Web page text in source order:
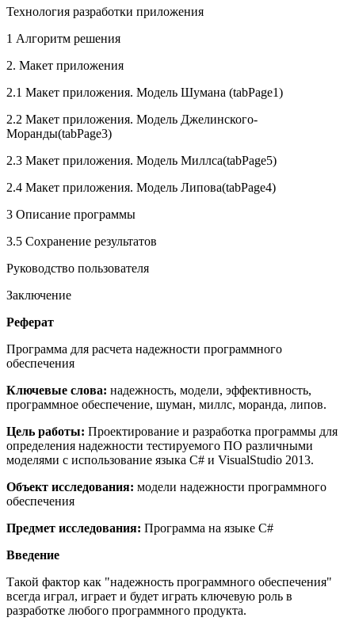
Технология разработки приложения
1 Алгоритм решения
2. Макет приложения
2.1 Макет приложения. Модель Шумана (tabPage1)
2.2 Макет приложения. Модель Джелинского-
Моранды(tabPage3)
2.3 Макет приложения. Модель Миллса(tabPage5)
2.4 Макет приложения. Модель Липова(tabPage4)
3 Описание программы
3.5 Сохранение результатов
Руководство пользователя
Заключение
Реферат
Программа для расчета надежности программного
обеспечения
Ключевые слова: надежность, модели, эффективность,
программное обеспечение, шуман, миллс, моранда, липов.
Цель работы: Проектирование и разработка программы для
определения надежности тестируемого ПО различными
моделями с использование языка C# и VisualStudio 2013.
Объект исследования: модели надежности программного
обеспечения
Предмет исследования: Программа на языке C#
Введение
Такой фактор как "надежность программного обеспечения"
всегда играл, играет и будет играть ключевую роль в
разработке любого программного продукта.